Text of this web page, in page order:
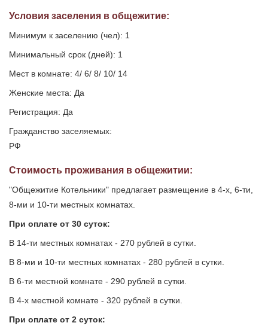
Условия заселения в общежитие:
Минимум к заселению (чел): 1
Минимальный срок (дней): 1
Мест в комнате: 4/ 6/ 8/ 10/ 14
Женские места: Да
Регистрация: Да
Гражданство заселяемых:
РФ
Стоимость проживания в общежитии:
"Общежитие Котельники" предлагает размещение в 4-х, 6-ти,
8-ми и 10-ти местных комнатах.
При оплате от 30 суток:
В 14-ти местных комнатах - 270 рублей в сутки.
В 8-ми и 10-ти местных комнатах - 280 рублей в сутки.
В 6-ти местной комнате - 290 рублей в сутки.
В 4-х местной комнате - 320 рублей в сутки.
При оплате от 2 суток: